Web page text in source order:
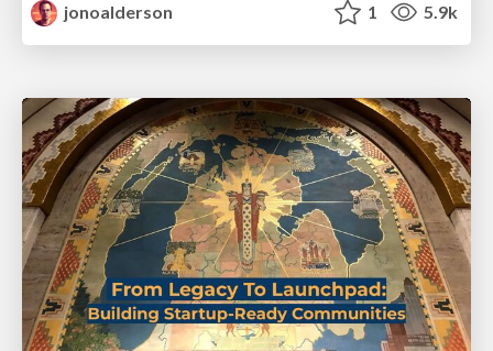
jonoalderson
1 5.9k